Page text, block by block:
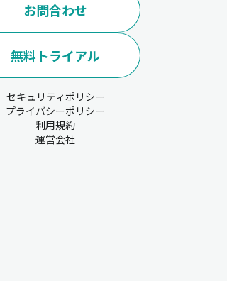
お問合わせ
無料トライアル
セキュリティポリシー
プライバシーポリシー
利用規約
運営会社